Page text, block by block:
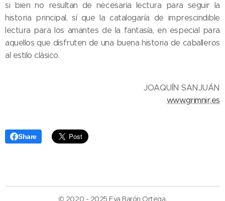
si bien no resultan de necesaria lectura para seguir la
historia principal, sí que la catalogaría de imprescindible
lectura para los amantes de la fantasía, en especial para
aquellos que disfruten de una buena historia de caballeros
al estilo clásico.
JOAQUÍN SANJUÁN
www.grimnir.es
Share
© 2020 - 2025 Eva Barón Ortega.